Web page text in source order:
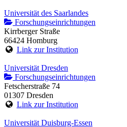
Universität des Saarlandes
Forschungseinrichtungen
Kirrberger Straße
66424 Homburg
Link zur Institution
Universität Dresden
Forschungseinrichtungen
Fetscherstraße 74
01307 Dresden
Link zur Institution
Universität Duisburg-Essen